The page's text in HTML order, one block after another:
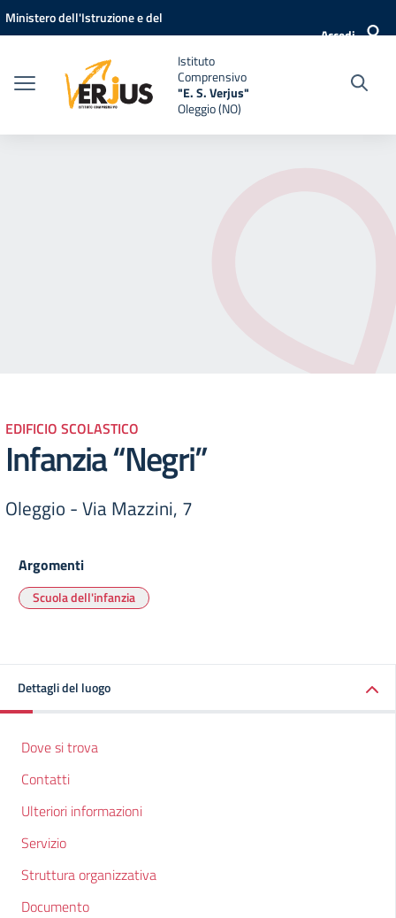
Vai ai contenuti
Vai al menu di navigazione
Vai al footer
Ministero dell'Istruzione e del
Accedi
Istituto
Comprensivo
"E. S. Verjus"
Oleggio (NO)
EDIFICIO SCOLASTICO
Infanzia “Negri”
Oleggio - Via Mazzini, 7
Argomenti
Scuola dell'infanzia
Dettagli del luogo
Dove si trova
Contatti
Ulteriori informazioni
Servizio
Struttura organizzativa
Documento